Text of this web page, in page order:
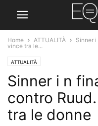
Home ATTUALITÀ
Sinner
vince tra le...
ATTUALITÀ
Sinner i n
contro
tra le donne